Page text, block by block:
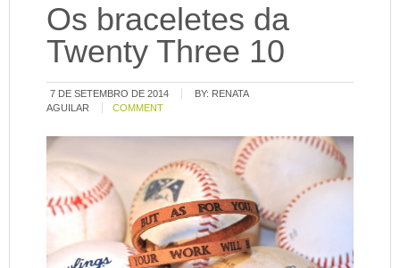
Os braceletes da
Twenty Three 10
7 DE SETEMBRO DE 2014 BY: RENATA
AGUILAR
COMMENT